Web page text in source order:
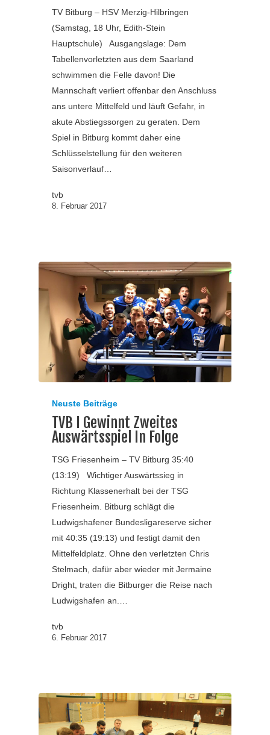
TV Bitburg – HSV Merzig-Hilbringen
(Samstag, 18 Uhr, Edith-Stein
Hauptschule) Ausgangslage: Dem
Tabellenvorletzten aus dem Saarland
schwimmen die Felle davon! Die
Mannschaft verliert offenbar den Anschluss
ans untere Mittelfeld und läuft Gefahr, in
akute Abstiegssorgen zu geraten. Dem
Spiel in Bitburg kommt daher eine
Schlüsselstellung für den weiteren
Saisonverlauf…
tvb
8. Februar 2017
Neuste Beiträge
TVB I Gewinnt Zweites
Auswärtsspiel In Folge
TSG Friesenheim – TV Bitburg 35:40
(13:19) Wichtiger Auswärtssieg in
Richtung Klassenerhalt bei der TSG
Friesenheim. Bitburg schlägt die
Ludwigshafener Bundesligareserve sicher
mit 40:35 (19:13) und festigt damit den
Mittelfeldplatz. Ohne den verletzten Chris
Stelmach, dafür aber wieder mit Jermaine
Dright, traten die Bitburger die Reise nach
Ludwigshafen an.…
tvb
6. Februar 2017